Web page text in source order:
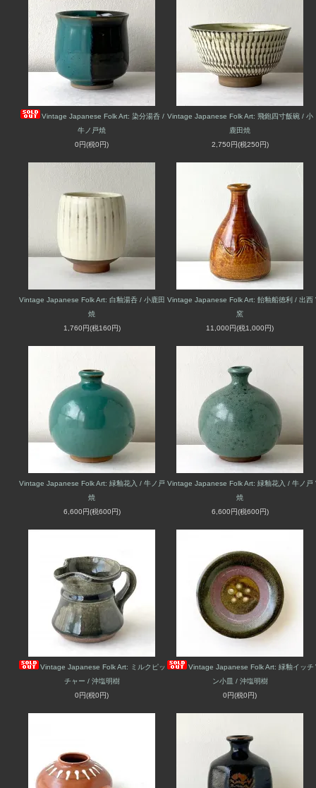
Vintage Japanese Folk Art: 染分湯呑 /
牛ノ戸焼
0円(税0円)
Vintage Japanese Folk Art: 飛鉋四寸飯碗 / 小
鹿田焼
2,750円(税250円)
Vintage Japanese Folk Art: 白釉湯呑 / 小鹿田
焼
1,760円(税160円)
Vintage Japanese Folk Art: 飴釉船徳利 / 出西
窯
11,000円(税1,000円)
Vintage Japanese Folk Art: 緑釉花入 / 牛ノ戸
焼
6,600円(税600円)
Vintage Japanese Folk Art: 緑釉花入 / 牛ノ戸
焼
6,600円(税600円)
Vintage Japanese Folk Art: ミルクピッ
チャー / 沖塩明樹
0円(税0円)
Vintage Japanese Folk Art: 緑釉イッチ
ン小皿 / 沖塩明樹
0円(税0円)